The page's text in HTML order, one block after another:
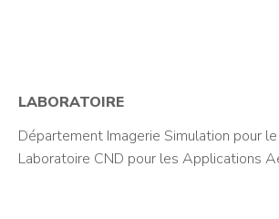
LABORATOIRE
Département Imagerie Simulation pour
Laboratoire CND pour les Applications